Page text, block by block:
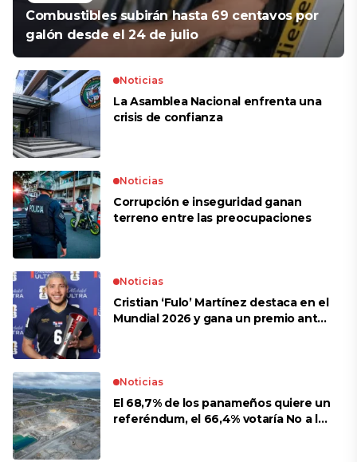
Combustibles subirán hasta 69 centavos por
galón desde el 24 de julio
Noticias
La Asamblea Nacional enfrenta una
crisis de confianza​
Noticias
Corrupción e inseguridad ganan
terreno entre las preocupaciones
Noticias
Cristian ‘Fulo’ Martínez destaca en el
Mundial 2026 y gana un premio ante
Noticias
El 68,7% de los panameños quiere un
referéndum, el 66,4% votaría No a la